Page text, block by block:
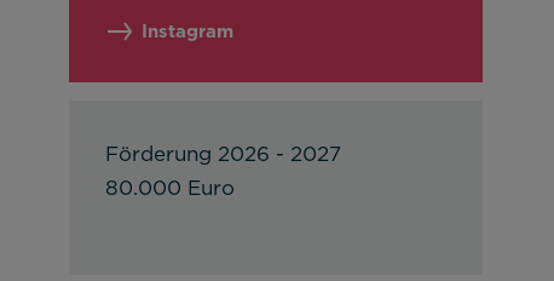
Instagram
Förderung 2026 - 2027
80.000 Euro
zu machen sowie Zugriffe auf